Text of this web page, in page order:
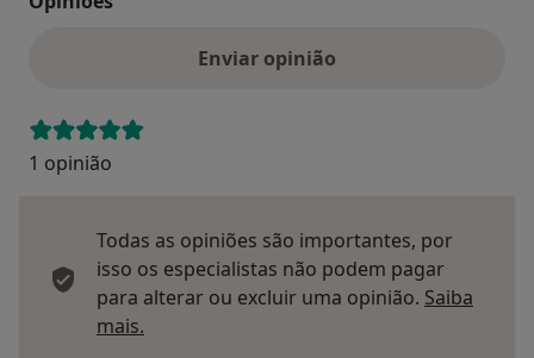
Enviar opinião
1 opinião
Todas as opiniões são importantes, por
isso os especialistas não podem pagar
para alterar ou excluir uma opinião. Saiba
mais.